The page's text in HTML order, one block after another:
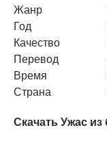
Жанр
Год
Качество
Перевод
Время
Страна
Скачать Ужас